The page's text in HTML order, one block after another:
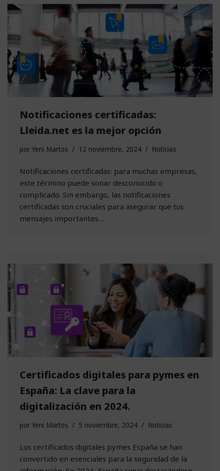
Notificaciones certificadas:
Lleida.net es la mejor opción
por Yeni Martos 12 noviembre, 2024 Noticias
Notificaciones certificadas: para muchas empresas,
este término puede sonar desconocido o
complicado. Sin embargo, las notificaciones
certificadas son cruciales para asegurar que tus
mensajes importantes…
Certificados digitales para pymes en
España: La clave para la
digitalización en 2024.
por Yeni Martos 5 noviembre, 2024 Noticias
Los certificados digitales pymes España se han
convertido en esenciales para la seguridad de la